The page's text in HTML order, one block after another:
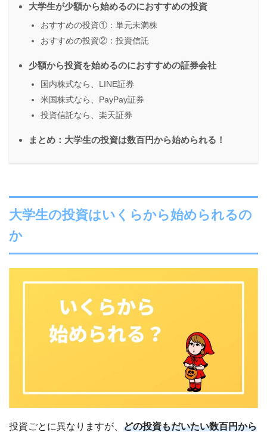
大学生が少額から始めるのにおすすめの投資
おすすめの投資①：単元未満株
おすすめの投資②：投資信託
少額から投資を始めるのにおすすめの証券会社
国内株式なら、LINE証券
米国株式なら、PayPay証券
投資信託なら、楽天証券
まとめ：大学生の投資は数百円から始められる！
大学生の投資はいくらから始められるの
か
投資ごとに異なりますが、 どの投資もだいたい数百円から